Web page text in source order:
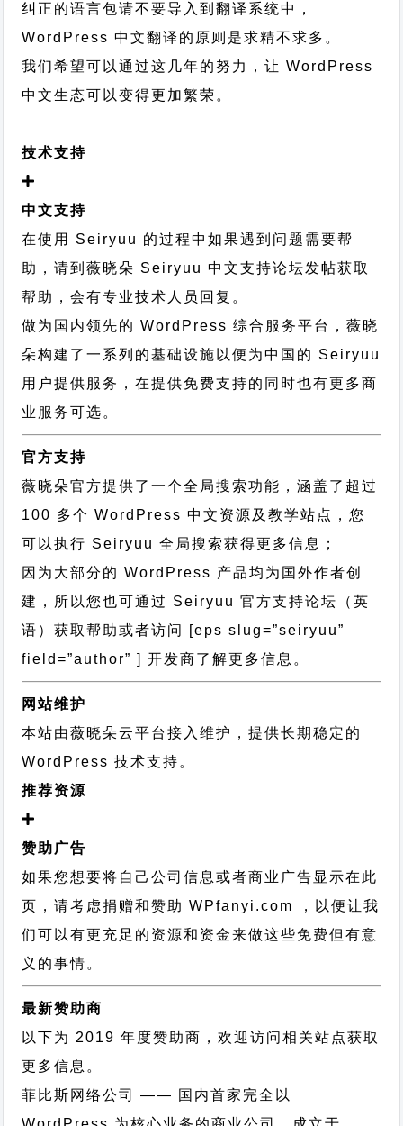
纠正的语言包请不要导入到翻译系统中，
WordPress 中文翻译的原则 是求精不求多。
我们希望可以通过这几年的努力，让 WordPress
中文生态可以变得更加繁荣。
技术支持
中文支持
在使用 Seiryuu 的过程中如果遇到问题需要帮
助，请到薇晓朵 Seiryuu 中文支持论坛发帖获取
帮助，会有专业技术人员回复。
做为国内领先的 WordPress 综合服务平台，薇晓
朵构建了一系列的基础设施以便为中国的 Seiryuu
用户提供服务，在提供免费支持的同时也有更多商
业服务可选。
官方支持
薇晓朵官方提供了一个全局搜索功能，涵盖了超过
100 多个 WordPress 中文资源及教学站点，您
可以执行 Seiryuu 全局搜索获得更多信息；
因为大部分的 WordPress 产品均为国外作者创
建，所以您也可通过 Seiryuu 官方支持论坛
（英
语）获取帮助或者访问 [eps slug=”seiryuu”
field=”author” ] 开发商了解更多信息。
网站维护
本站由薇晓朵云平台接入维护，提供长期稳定的
WordPress 技术支持 。
推荐资源
赞助广告
如果您想要将自己公司信息或者商业广告显示在此
页，请考虑捐赠和赞助 WPfanyi.com ，以便让我
们可以有更充足的资源和资金来做这些免费但有意
义的事情。
最新赞助商
以下为 2019 年度赞助商，欢迎访问相关站点获取
更多信息。
菲比斯网络公司
—— 国内首家完全以